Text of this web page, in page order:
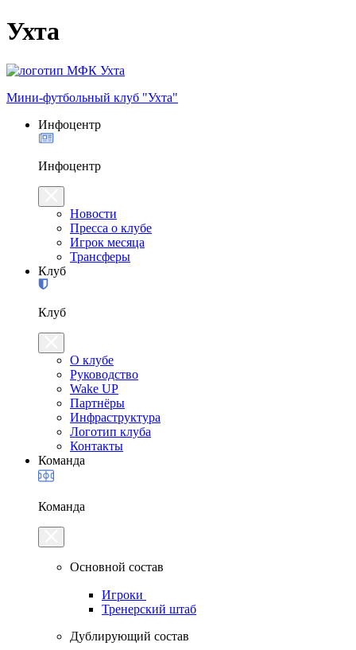
Ухта
Мини-футбольный клуб "Ухта"
Инфоцентр
Инфоцентр
Новости
Пресса о клубе
Игрок месяца
Трансферы
Клуб
Клуб
О клубе
Руководство
Wake UP
Партнёры
Инфраструктура
Логотип клуба
Контакты
Команда
Команда
Основной состав
Игроки
Тренерский штаб
Дублирующий состав